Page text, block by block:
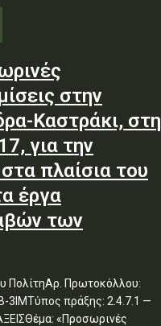
στην
Καστράκι, στη
για την
πλαίσια του
έργα
των
ΠολίτηΑρ. Πρωτοκόλλου:
πράξης: 2.4.7.1 —
«Προσωρινές